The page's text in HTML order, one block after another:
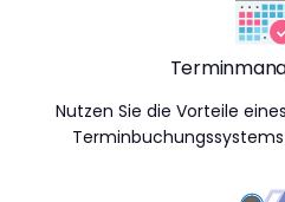
Nutzen Sie die Vorteile